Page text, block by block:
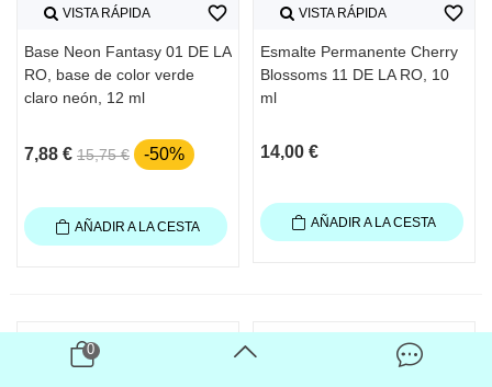
VISTA RÁPIDA
Base Neon Fantasy 01 DE LA
RO, base de color verde
claro neón, 12 ml
7,88 € 15,75 € -50%
favorite_border
AÑADIR A LA CESTA
VISTA RÁPIDA
Esmalte Permanente Cherry
Blossoms 11 DE LA RO, 10
ml
14,00 €
favorite_border
AÑADIR A LA CESTA
0